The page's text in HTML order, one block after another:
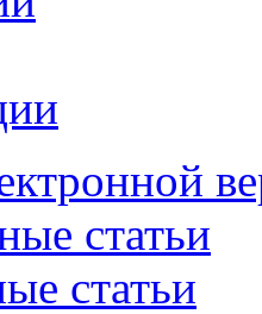
статьи
статьи